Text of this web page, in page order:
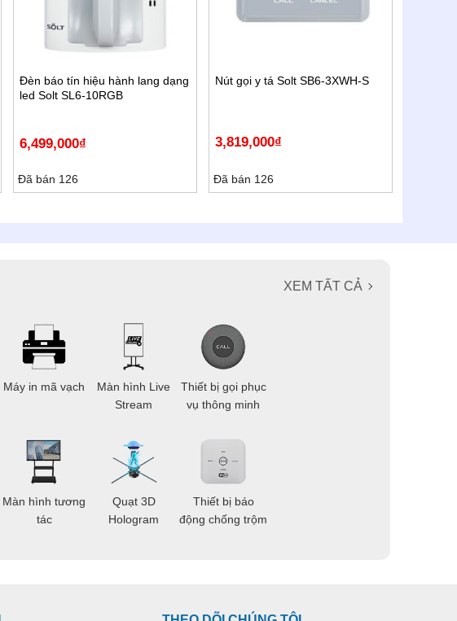
Đèn báo tín hiệu hành lang dạng
led Solt SL6-10RGB
6,499,000₫
Đã bán 126
Nút gọi y tá Solt SB6-3XWH-S
3,819,000₫
Đã bán 126
XEM TẤT CẢ
Máy in mã vạch
Màn hình tương
tác
Màn hình Live
Stream
Quạt 3D
Hologram
Thiết bị gọi phục
vụ thông minh
Thiết bị báo
động chống trộm